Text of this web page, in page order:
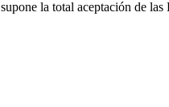
la total aceptación de